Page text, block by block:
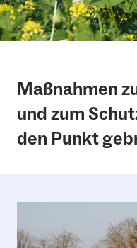
Maßnahmen
und zum
den Punkt